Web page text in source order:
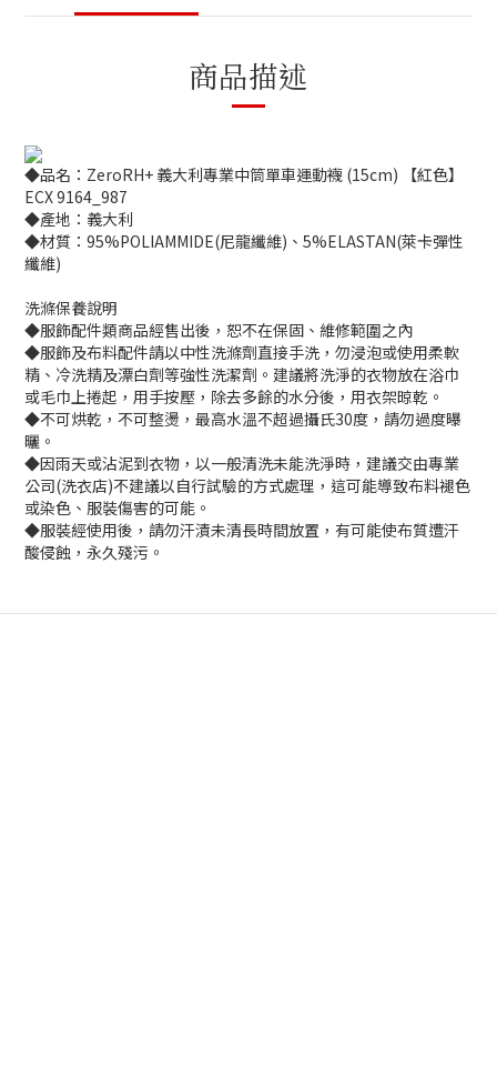
商品描述
◆品名：ZeroRH+ 義大利專業中筒單車運動襪 (15cm) 【紅色】
ECX 9164_987
◆產地：義大利
◆材質：95%POLIAMMIDE(尼龍纖維)、5%ELASTAN(萊卡彈性
纖維)
洗滌保養說明
◆服飾配件類商品經售出後，恕不在保固、維修範圍之內
◆服飾及布料配件請以中性洗滌劑直接手洗，勿浸泡或使用柔軟
精、冷洗精及漂白劑等強性洗潔劑。建議將洗淨的衣物放在浴巾
或毛巾上捲起，用手按壓，除去多餘的水分後，用衣架晾乾。
◆不可烘乾，不可整燙，最高水溫不超過攝氏30度，請勿過度曝
曬。
◆因雨天或沾泥到衣物，以一般清洗未能洗淨時，建議交由專業
公司(洗衣店)不建議以自行試驗的方式處理，這可能導致布料褪色
或染色、服裝傷害的可能。
◆服裝經使用後，請勿汗漬未清長時間放置，有可能使布質遭汗
酸侵蝕，永久殘污。